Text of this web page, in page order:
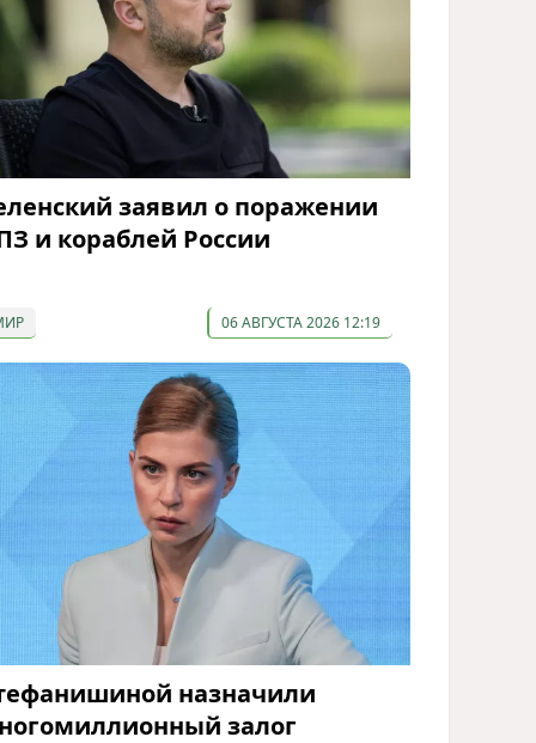
заявил о поражении
и кораблей России
06 АВГУСТА 2026 12:19
назначили
залог